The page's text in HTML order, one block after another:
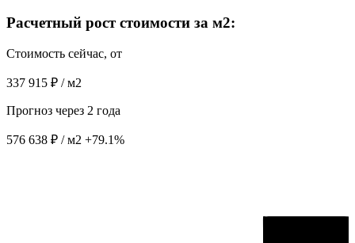
Расчетный рост стоимости за м2:
Стоимость сейчас, от
337 915 ₽ / м2
Прогноз через 2 года
576 638 ₽ / м2 +79.1%